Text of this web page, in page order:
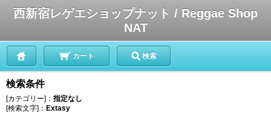
西新宿レゲエショップナット / Reggae Shop
NAT
カート 検索
検索条件
[カテゴリー]： 指定なし
[検索文字]： Extasy